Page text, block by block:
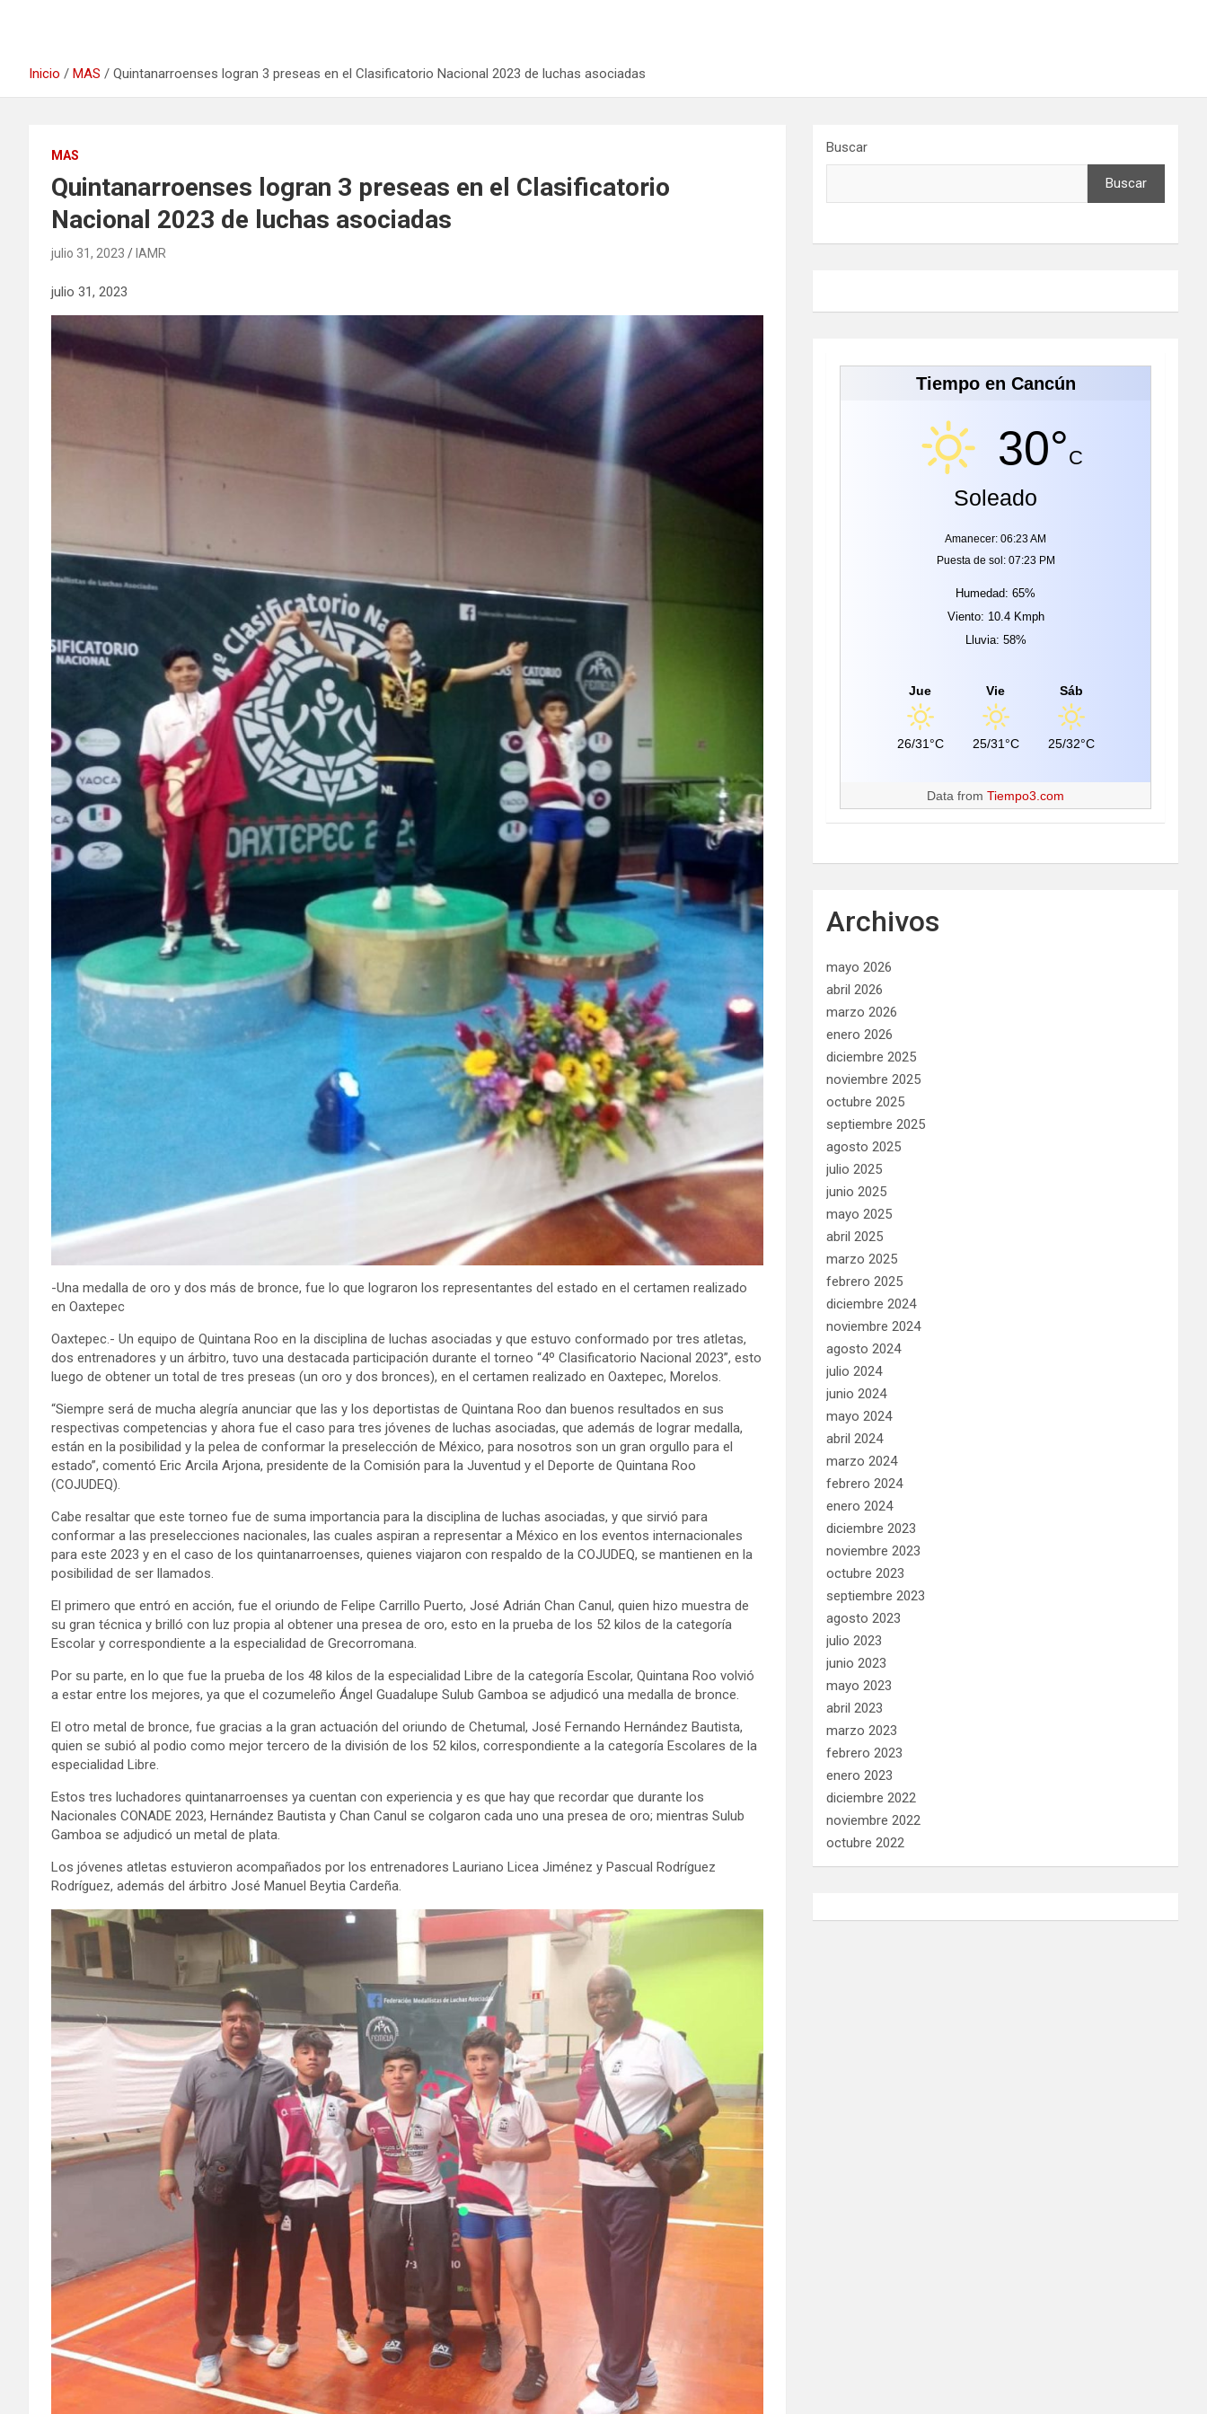
Inicio MAS Quintanarroenses logran 3 preseas en el Clasificatorio Nacional 2023 de luchas asociadas
MAS
Quintanarroenses logran 3 preseas en el Clasificatorio
Nacional 2023 de luchas asociadas
julio 31, 2023 IAMR
julio 31, 2023
-Una medalla de oro y dos más de bronce, fue lo que lograron los representantes del estado en el certamen realizado
en Oaxtepec
Oaxtepec.- Un equipo de Quintana Roo en la disciplina de luchas asociadas y que estuvo conformado por tres atletas,
dos entrenadores y un árbitro, tuvo una destacada participación durante el torneo “4º Clasificatorio Nacional 2023”, esto
luego de obtener un total de tres preseas (un oro y dos bronces), en el certamen realizado en Oaxtepec, Morelos.
“Siempre será de mucha alegría anunciar que las y los deportistas de Quintana Roo dan buenos resultados en sus
respectivas competencias y ahora fue el caso para tres jóvenes de luchas asociadas, que además de lograr medalla,
están en la posibilidad y la pelea de conformar la preselección de México, para nosotros son un gran orgullo para el
estado”, comentó Eric Arcila Arjona, presidente de la Comisión para la Juventud y el Deporte de Quintana Roo
(COJUDEQ).
Cabe resaltar que este torneo fue de suma importancia para la disciplina de luchas asociadas, y que sirvió para
conformar a las preselecciones nacionales, las cuales aspiran a representar a México en los eventos internacionales
para este 2023 y en el caso de los quintanarroenses, quienes viajaron con respaldo de la COJUDEQ, se mantienen en la
posibilidad de ser llamados.
El primero que entró en acción, fue el oriundo de Felipe Carrillo Puerto, José Adrián Chan Canul, quien hizo muestra de
su gran técnica y brilló con luz propia al obtener una presea de oro, esto en la prueba de los 52 kilos de la categoría
Escolar y correspondiente a la especialidad de Grecorromana.
Por su parte, en lo que fue la prueba de los 48 kilos de la especialidad Libre de la categoría Escolar, Quintana Roo volvió
a estar entre los mejores, ya que el cozumeleño Ángel Guadalupe Sulub Gamboa se adjudicó una medalla de bronce.
El otro metal de bronce, fue gracias a la gran actuación del oriundo de Chetumal, José Fernando Hernández Bautista,
quien se subió al podio como mejor tercero de la división de los 52 kilos, correspondiente a la categoría Escolares de la
especialidad Libre.
Estos tres luchadores quintanarroenses ya cuentan con experiencia y es que hay que recordar que durante los
Nacionales CONADE 2023, Hernández Bautista y Chan Canul se colgaron cada uno una presea de oro; mientras Sulub
Gamboa se adjudicó un metal de plata.
Los jóvenes atletas estuvieron acompañados por los entrenadores Lauriano Licea Jiménez y Pascual Rodríguez
Rodríguez, además del árbitro José Manuel Beytia Cardeña.
Buscar
Buscar
Tiempo en Cancún
30°C
Soleado
Amanecer: 06:23 AM
Puesta de sol: 07:23 PM
Humedad: 65%
Viento: 10.4 Kmph
Lluvia: 58%
Jue
26/31°C
Vie
25/31°C
Sáb
25/32°C
Data fromTiempo3.com
Archivos
mayo 2026
abril 2026
marzo 2026
enero 2026
diciembre 2025
noviembre 2025
octubre 2025
septiembre 2025
agosto 2025
julio 2025
junio 2025
mayo 2025
abril 2025
marzo 2025
febrero 2025
diciembre 2024
noviembre 2024
agosto 2024
julio 2024
junio 2024
mayo 2024
abril 2024
marzo 2024
febrero 2024
enero 2024
diciembre 2023
noviembre 2023
octubre 2023
septiembre 2023
agosto 2023
julio 2023
junio 2023
mayo 2023
abril 2023
marzo 2023
febrero 2023
enero 2023
diciembre 2022
noviembre 2022
octubre 2022